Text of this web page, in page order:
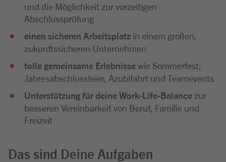
und die Möglichkeit zur vorzeitigen
Abschlussprüfung
einen sicheren Arbeitsplatz in einem großen,
zukunftssicheren Unternehmen
tolle gemeinsame Erlebnissewie Sommerfest,
Jahresabschlussfeier, Azubifahrt und Teamevents
Unterstützung für deine Work-Life-Balance zur
besseren Vereinbarkeit von Beruf, Familie und
Freizeit
Das sind Deine Aufgaben